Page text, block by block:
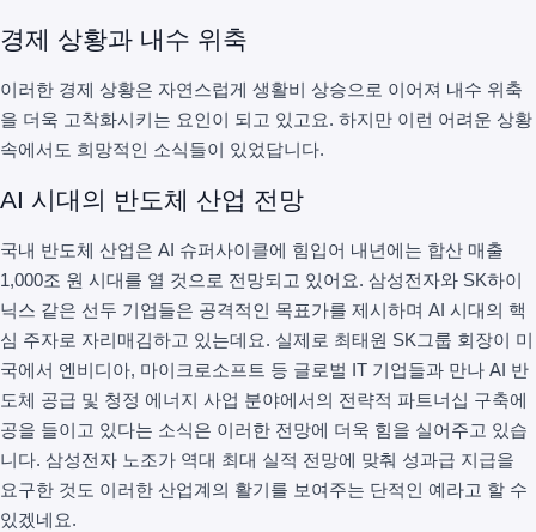
경제 상황과 내수 위축
이러한 경제 상황은 자연스럽게 생활비 상승으로 이어져 내수 위축
을 더욱 고착화시키는 요인이 되고 있고요. 하지만 이런 어려운 상황
속에서도 희망적인 소식들이 있었답니다.
AI 시대의 반도체 산업 전망
국내 반도체 산업은 AI 슈퍼사이클에 힘입어 내년에는 합산 매출
1,000조 원 시대를 열 것으로 전망되고 있어요. 삼성전자와 SK하이
닉스 같은 선두 기업들은 공격적인 목표가를 제시하며 AI 시대의 핵
심 주자로 자리매김하고 있는데요. 실제로 최태원 SK그룹 회장이 미
국에서 엔비디아, 마이크로소프트 등 글로벌 IT 기업들과 만나 AI 반
도체 공급 및 청정 에너지 사업 분야에서의 전략적 파트너십 구축에
공을 들이고 있다는 소식은 이러한 전망에 더욱 힘을 실어주고 있습
니다. 삼성전자 노조가 역대 최대 실적 전망에 맞춰 성과급 지급을
요구한 것도 이러한 산업계의 활기를 보여주는 단적인 예라고 할 수
있겠네요.